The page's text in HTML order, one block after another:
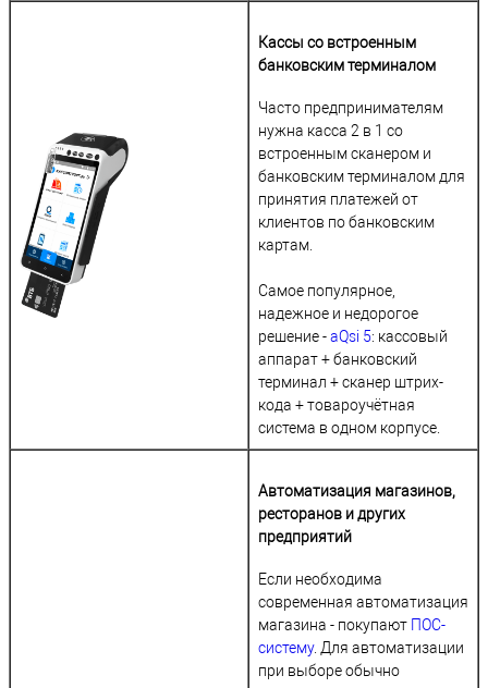
Кассы со встроенным
банковским терминалом
Часто предпринимателям
нужна касса 2 в 1 со
встроенным сканером и
банковским терминалом для
принятия платежей от
клиентов по банковским
картам.
Самое популярное,
надежное и недорогое
решение -aQsi 5: кассовый
аппарат + банковский
терминал + сканер штрих-
кода + товароучётная
система в одном корпусе.
Автоматизация магазинов,
ресторанов и других
предприятий
Если необходима
современная автоматизация
магазина - покупают ПОС-
систему. Для автоматизации
при выборе обычно